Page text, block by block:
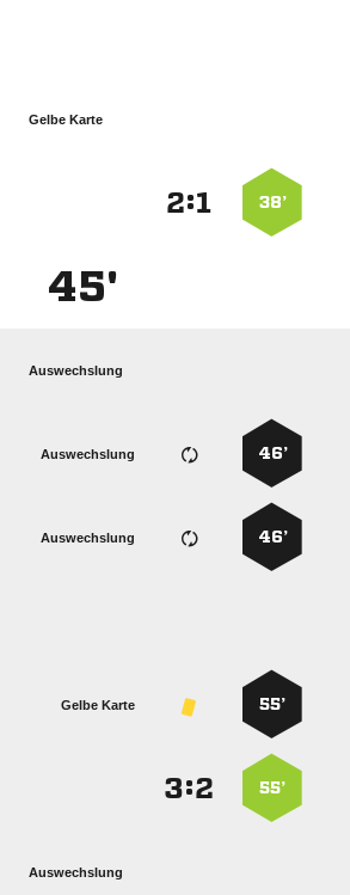
Gelbe Karte
38’
:
45'
Auswechslung
46’
Auswechslung
46’
Auswechslung
55’
Gelbe Karte
55’
:
Auswechslung